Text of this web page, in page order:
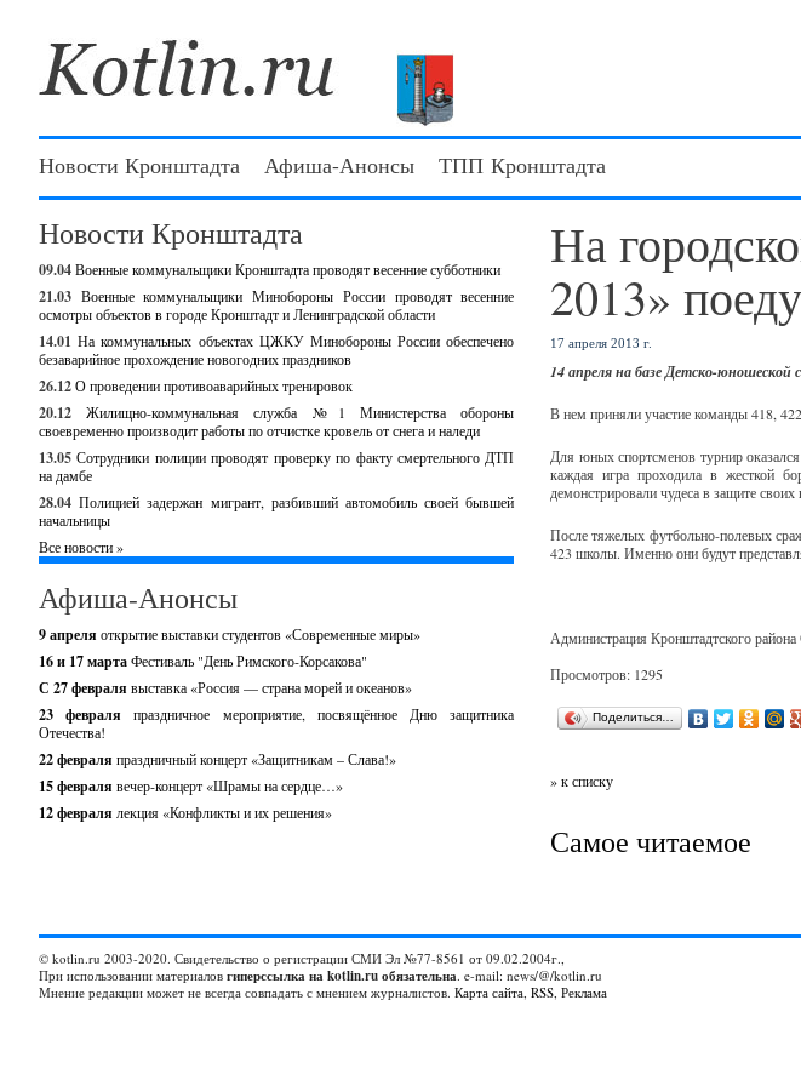
Новости Кронштадта Афиша-Анонсы ТПП Кронштадта
Новости Кронштадта
09.04Военные коммунальщики Кронштадта проводят весенние субботники
21.03 Военные коммунальщики Минобороны России проводят весенние
осмотры объектов в городе Кронштадт и Ленинградской области
14.01 На коммунальных объектах ЦЖКУ Минобороны России обеспечено
безаварийное прохождение новогодних праздников
26.12О проведении противоаварийных тренировок
20.12
Жилищно-коммунальная служба №1 Министерства обороны
своевременно производит работы по отчистке кровель от снега и наледи
13.05 Сотрудники полиции проводят проверку по факту смертельного ДТП
на дамбе
28.04 Полицией задержан мигрант, разбивший автомобиль своей бывшей
начальницы
Все новости »
Афиша-Анонсы
9 апреля открытие выставки студентов «Современные миры»
16 и 17 мартаФестиваль "День Римского-Корсакова"
С 27 февраля выставка «Россия — страна морей и океанов»
23 февраляпраздничное мероприятие, посвящённое Дню защитника
Отечества!
22 февраля праздничный концерт «Защитникам – Слава!»
15 февраля вечер-концерт «Шрамы на сердце…»
12 февраля лекция «Конфликты и их решения»
На
2013»
17 апреля 2013 г.
14 апреля на базе Детско-
В нем приняли участие команды 418,
Для юных спортсменов турнир
каждая игра проходила в жесткой
демонстрировали чудеса в защите
После тяжелых футбольно-полевых
423 школы. Именно они будут
Администрация Кронштадтского
Просмотров: 1295
Поделиться…
» к списку
Самое читаемое
© kotlin.ru 2003-2020. Свидетельство о регистрации СМИ Эл №77-8561 от 09.02.2004г.,
При использовании материалов гиперссылка на kotlin.ru обязательна. e-mail: news/@/kotlin.ru
Мнение редакции может не всегда совпадать с мнением журналистов. Карта сайта, RSS, Реклама